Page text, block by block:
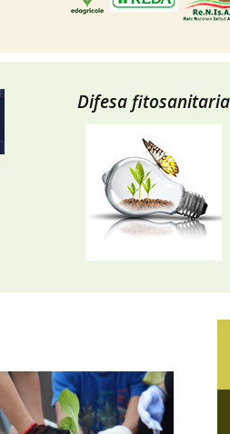
Difesa fitosanitaria